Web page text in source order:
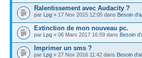
Ralentissement avec Audacity ?
par Lpg » 17 Nov 2015 12:05 dans Besoin
Extinction de mon nouveau pc.
par Lpg » 06 Mars 2017 16:59 dans Besoin
Imprimer un sms ?
par Lpg » 27 Nov 2016 11:42 dans Besoin